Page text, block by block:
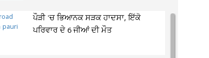
ਪੌੜੀ 'ਚ ਭਿਆਨਕ ਸੜਕ ਹਾਦਸਾ, ਇੱਕੋ
ਪਰਿਵਾਰ ਦੇ 6 ਜੀਆਂ ਦੀ ਮੌਤ